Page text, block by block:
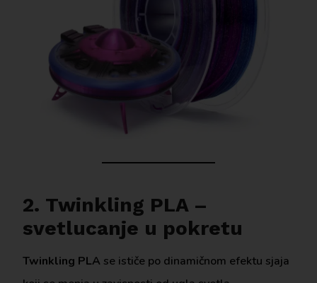
2. Twinkling PLA –
svetlucanje u pokretu
Twinkling PLA se ističe po dinamičnom efektu sjaja